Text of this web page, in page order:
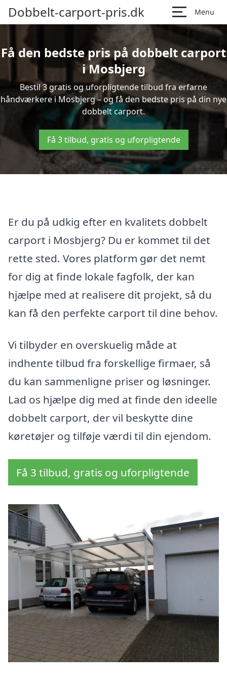
Dobbelt-carport-pris.dk Menu
Få den bedste pris på dobbelt carport
i Mosbjerg
Bestil 3 gratis og uforpligtende tilbud fra erfarne
håndværkere i Mosbjerg – og få den bedste pris på din nye
dobbelt carport.
Få 3 tilbud, gratis og uforpligtende
Er du på udkig efter en kvalitets dobbelt
carport i Mosbjerg? Du er kommet til det
rette sted. Vores platform gør det nemt
for dig at finde lokale fagfolk, der kan
hjælpe med at realisere dit projekt, så du
kan få den perfekte carport til dine behov.
Vi tilbyder en overskuelig måde at
indhente tilbud fra forskellige firmaer, så
du kan sammenligne priser og løsninger.
Lad os hjælpe dig med at finde den ideelle
dobbelt carport, der vil beskytte dine
køretøjer og tilføje værdi til din ejendom.
Få 3 tilbud, gratis og uforpligtende